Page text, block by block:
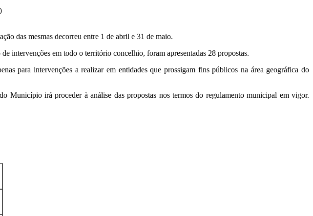
das mesmas decorreu entre 1 de abril e 31 de maio.
intervenções em todo o território concelhio, foram apresentadas 28 propostas.
para intervenções a realizar em entidades que prossigam fins públicos na área geográfica do
Município irá proceder à análise das propostas nos termos do regulamento municipal em vigor.